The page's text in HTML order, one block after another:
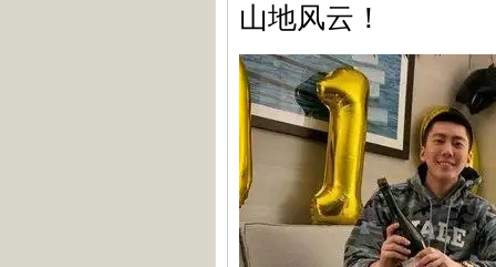
山地风云！